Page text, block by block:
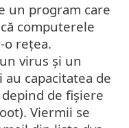
un program care
computerele
o rețea.
virus și un
capacitatea de
de fișiere
Viermii se